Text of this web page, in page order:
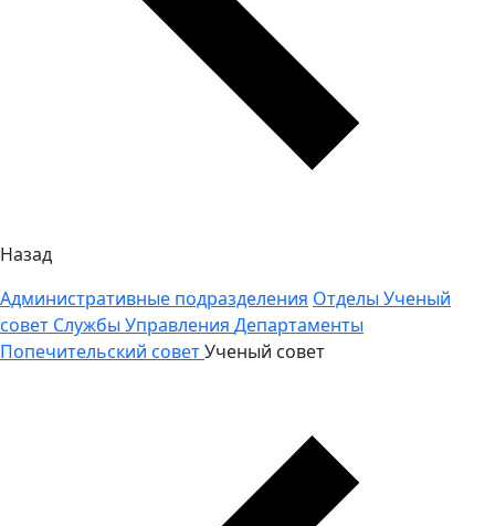
Назад
Административные подразделения Отделы Ученый
совет Службы Управления Департаменты
Попечительский советУченый совет